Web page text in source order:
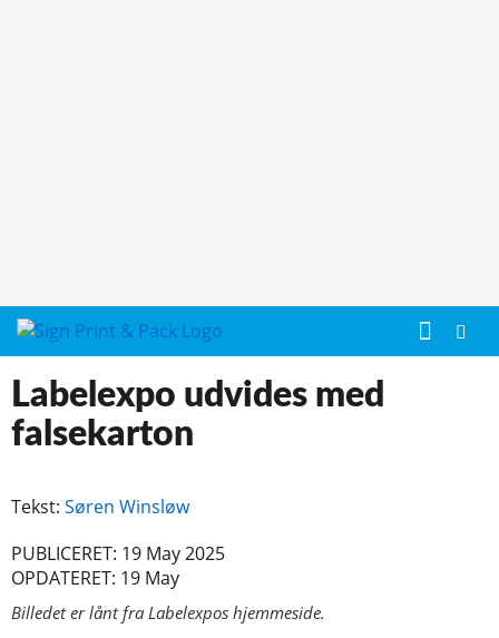
Labelexpo udvides med
falsekarton
Tekst: Søren Winsløw
PUBLICERET: 19 May 2025
OPDATERET: 19 May
Billedet er lånt fra Labelexpos hjemmeside.